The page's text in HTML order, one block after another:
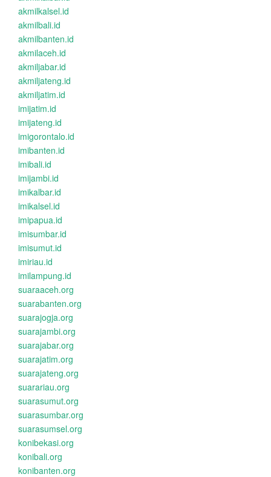
akmilkalsel.id
akmilbali.id
akmilbanten.id
akmilaceh.id
akmiljabar.id
akmiljateng.id
akmiljatim.id
imijatim.id
imijateng.id
imigorontalo.id
imibanten.id
imibali.id
imijambi.id
imikalbar.id
imikalsel.id
imipapua.id
imisumbar.id
imisumut.id
imiriau.id
imilampung.id
suaraaceh.org
suarabanten.org
suarajogja.org
suarajambi.org
suarajabar.org
suarajatim.org
suarajateng.org
suarariau.org
suarasumut.org
suarasumbar.org
suarasumsel.org
konibekasi.org
konibali.org
konibanten.org